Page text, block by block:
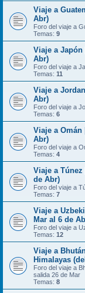
Viaje a
Abr)
Foro del viaje a
Temas: 9
Viaje a Japón
Abr)
Foro del viaje a
Temas: 11
Viaje a
Abr)
Foro del viaje a
Temas: 6
Viaje a
Abr)
Foro del viaje a
Temas: 4
Viaje a
de Abr)
Foro del viaje a
Temas: 7
Viaje a
Mar al 6 de
Foro del viaje a
Temas: 12
Viaje a
Himalayas
Foro del viaje a
salida 26 de Mar
Temas: 8